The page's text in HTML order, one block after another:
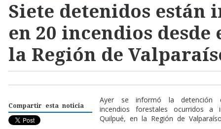
Siete detenidos están
en 20 incendios desde
la Región de
Compartir esta noticia
Ayer se informó la detención
incendios forestales ocurridos
Quilpué, en la Región de